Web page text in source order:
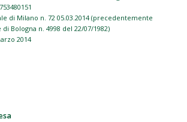
di Milano n. 72 05.03.2014 (precedentemente
Bologna n. 4998 del 22/07/1982)
2014